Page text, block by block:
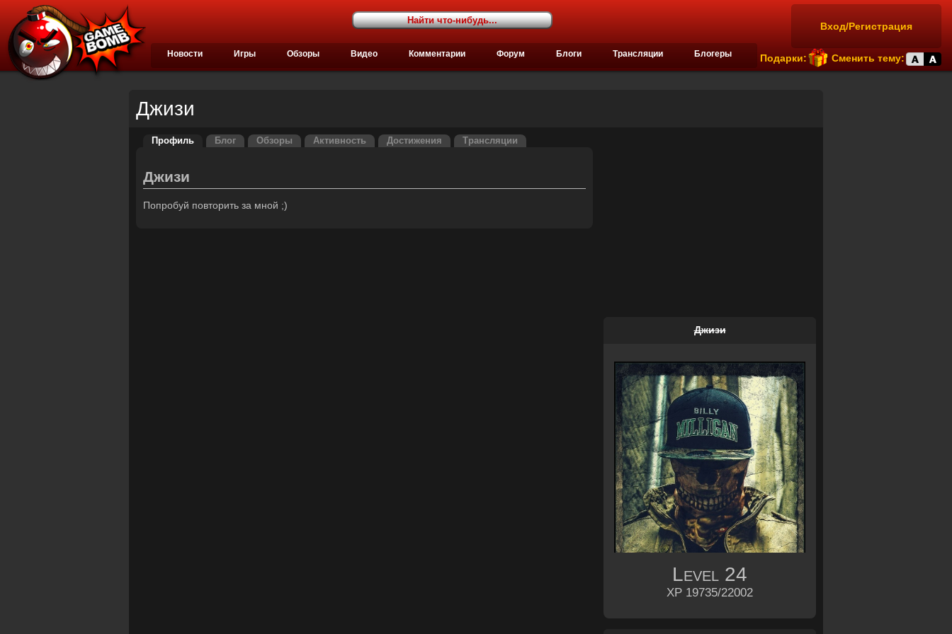
Вход/Регистрация
Подарки: Сменить тему:
Новости Игры Обзоры Видео Комментарии Форум Блоги Трансляции Блогеры
Джизи
Профиль Блог Обзоры Активность Достижения Трансляции
Джизи
Попробуй повторить за мной ;)
Джизи
Level 24
XP 19735/22002